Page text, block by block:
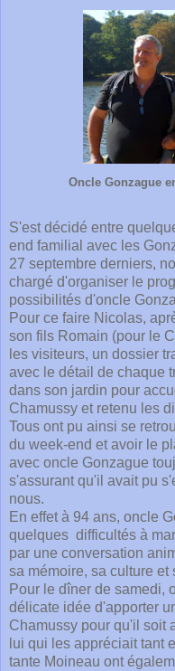
Oncle Gonzague
S'est décidé entre
end familial avec les
27 septembre derniers,
chargé d'organiser le
possibilités d'oncle
Pour ce faire Nicolas,
son fils Romain (pour le
les visiteurs, un dossier
avec le détail de chaque
dans son jardin pour
Chamussy et retenu les
Tous ont pu ainsi se
du week-end et avoir le
avec oncle Gonzague
s'assurant qu'il avait pu
nous.
En effet à 94 ans, oncle
quelques difficultés à
par une conversation
sa mémoire, sa culture
Pour le dîner de samedi,
délicate idée d'apporter
Chamussy pour qu'il soit
lui qui les appréciait tant
tante Moineau ont